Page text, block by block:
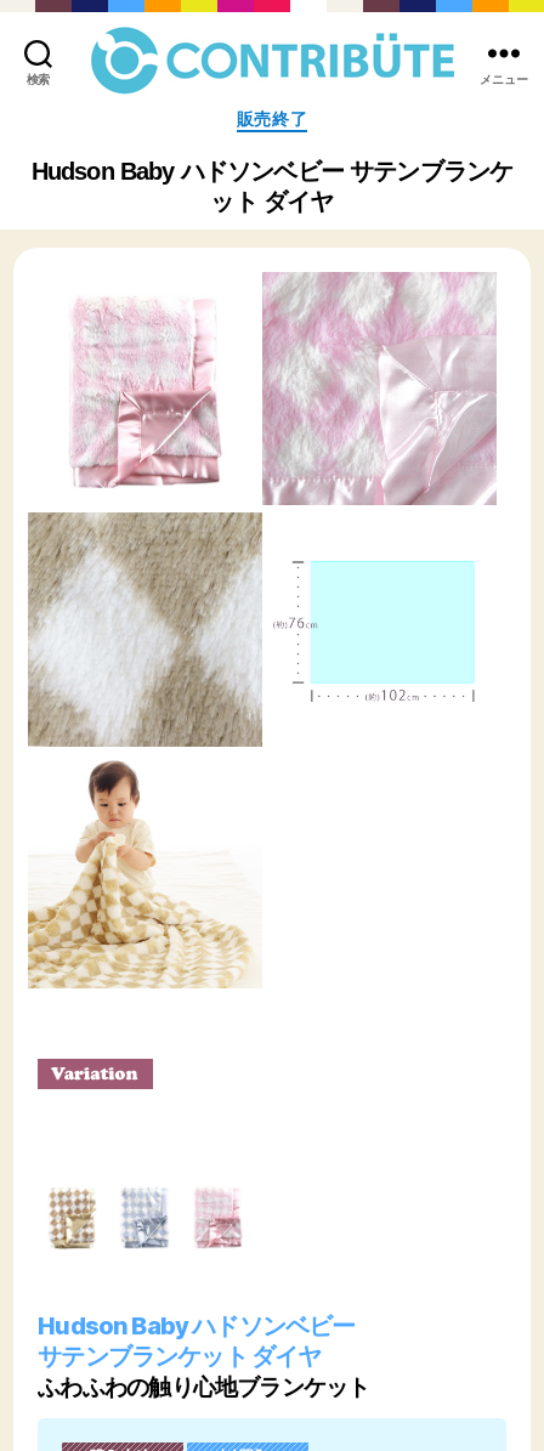
検索
式
社
コ
ン
ト
リ
ビ
ュ
ー
ト
(
Contribute,inc.
)
メニュー
カ
テ
ゴ
リ
ー
販売終了
Hudson Baby ハドソンベビー サテンブランケ
ット ダイヤ
Hudson Baby ハドソンベビー
サテンブランケット ダイヤ
ふわふわの触り心地ブランケット